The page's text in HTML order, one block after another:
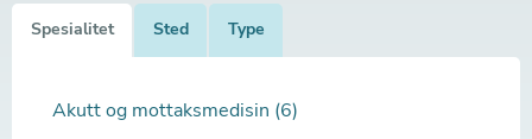
Spesialitet Sted Type
Akutt og mottaksmedisin (6)